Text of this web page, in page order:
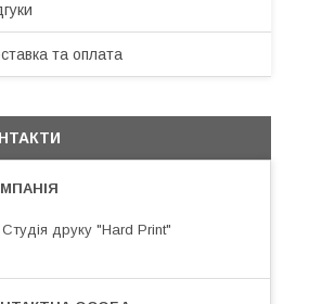
та оплата
Студія друку "Hard Print"